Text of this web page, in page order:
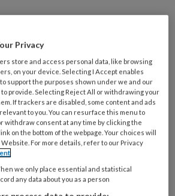
toegevoegd voor face-
voorzien van eenhandreiking
Care Planning en
behandeling bij een ernstig
GGZ en corona >
Privacy
store and access personal data, like browsing
on your device. Selecting I Accept enables
support the purposes shown under we and our
provide. Selecting Reject All or withdrawing your
If trackers are disabled, some content and ads
to you. You can resurface this menu to
withdraw consent at any time by clicking the
on the bottom of the webpage. Your choices will
For more details, refer to our Privacy
we only place essential and statistical
any data about you as a person